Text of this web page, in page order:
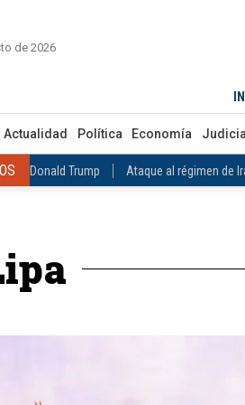
de 2026
Actualidad Política Economía Judicial
Donald Trump Ataque al régimen de
Juicio contra Maduro Terremoto en
Sheinbaum
Castro José Luis Rodríguez Zapatero
Presidenciales en Colombia Gustavo